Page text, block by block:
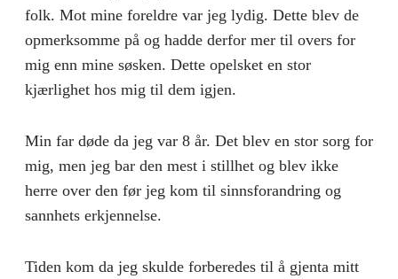
folk. Mot mine foreldre var jeg lydig. Dette blev de
opmerksomme på og hadde derfor mer til overs for
mig enn mine søsken. Dette opelsket en stor
kjærlighet hos mig til dem igjen.
Min far døde da jeg var 8 år. Det blev en stor sorg for
mig, men jeg bar den mest i stillhet og blev ikke
herre over den før jeg kom til sinnsforandring og
sannhets erkjennelse.
Tiden kom da jeg skulde forberedes til å gjenta mitt